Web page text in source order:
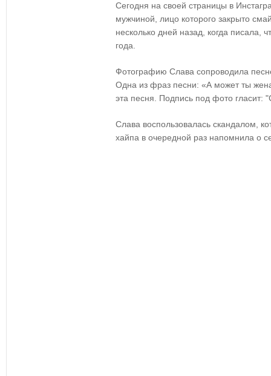
Сегодня на своей страницы в
мужчиной, лицо которого закрыто
несколько дней назад, когда писала,
года.
Фотографию Слава сопроводила
Одна из фраз песни: «А может ты
эта песня. Подпись под фото гласит:
Слава воспользовалась скандалом,
хайпа в очередной раз напомнила о